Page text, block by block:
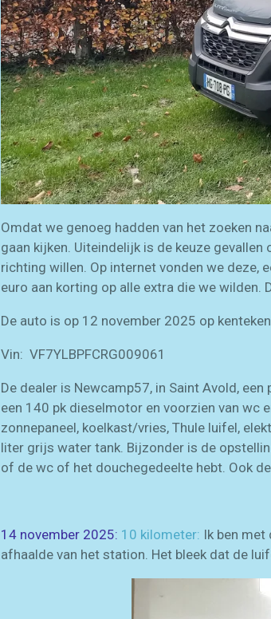
Omdat we genoeg hadden van het zoeken
gaan kijken. Uiteindelijk is de keuze
richting willen. Op internet vonden we deze,
euro aan korting op alle extra die we wilden.
De auto is op 12 november 2025 op
Vin: VF7YLBPFCRG009061
De dealer is Newcamp57, in Saint Avold,
een 140 pk dieselmotor en voorzien van wc
zonnepaneel, koelkast/vries, Thule luifel,
liter grijs water tank. Bijzonder is de
of de wc of het douchegedeelte hebt. Ook
14 november 2025: 10 kilometer: Ik ben met
afhaalde van het station. Het bleek dat de